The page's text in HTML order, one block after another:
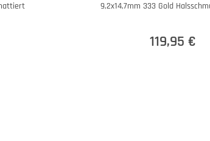
9,2x14,7mm 333 Gold
119,95 €